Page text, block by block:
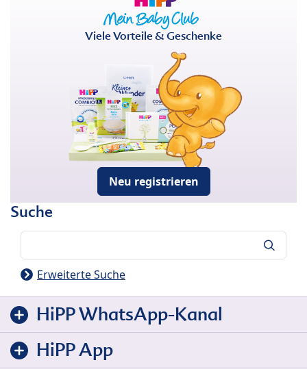
Viele Vorteile & Geschenke
Neu registrieren
Suche
Erweiterte Suche
HiPP WhatsApp-Kanal
HiPP App